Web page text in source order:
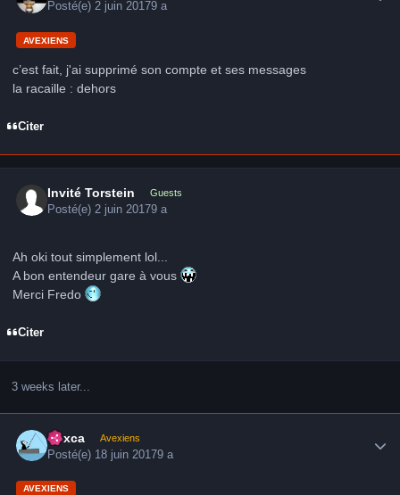
Posté(e)2 juin 20179 a
AVEXIENS
c’est fait, j'ai supprimé son compte et ses messages
la racaille : dehors
Citer
Invité Torstein Guests
Posté(e)2 juin 20179 a
Ah oki tout simplement lol...
A bon entendeur gare à vous
Merci Fredo
Citer
3 weeks later...
hoxca Avexiens
Posté(e) 18 juin 20179 a
AVEXIENS